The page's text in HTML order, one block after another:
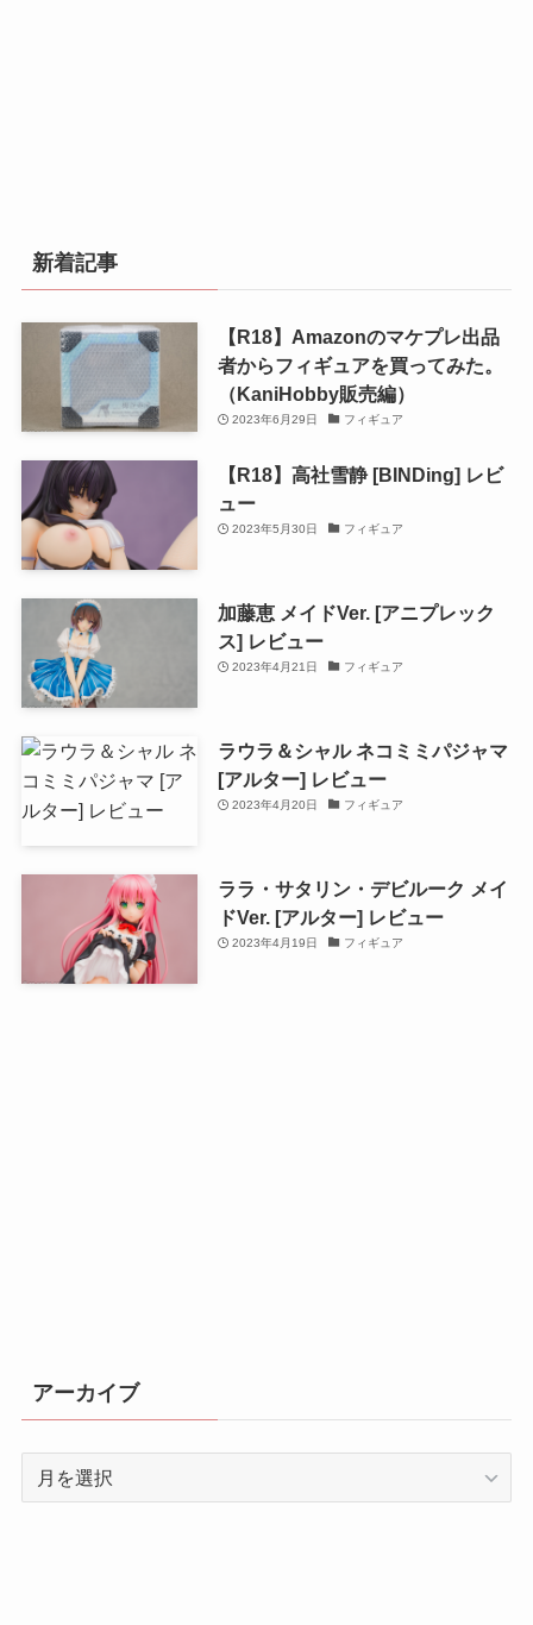
新着記事
【R18】Amazonのマケプレ出品
者からフィギュアを買ってみた。
（KaniHobby販売編）
2023年6月29日 フィギュア
【R18】高社雪静 [BINDing] レビ
ュー
2023年5月30日 フィギュア
加藤恵 メイドVer. [アニプレック
ス] レビュー
2023年4月21日 フィギュア
ラウラ＆シャル ネコミミパジャマ
[アルター] レビュー
2023年4月20日 フィギュア
ララ・サタリン・デビルーク メイ
ドVer. [アルター] レビュー
2023年4月19日 フィギュア
アーカイブ